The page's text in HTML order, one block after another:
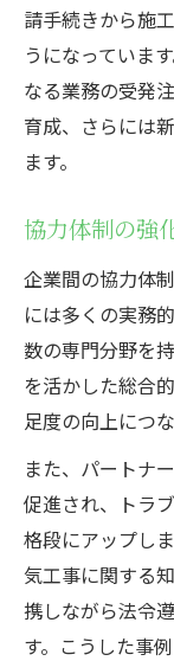
請手続きから施
うになっていま
なる業務の受発
育成、さらには
ます。
協力体制の強
企業間の協力体
には多くの実務
数の専門分野を
を活かした総合
足度の向上につ
また、パートナ
促進され、トラ
格段にアップし
気工事に関する
携しながら法令
す。こうした事